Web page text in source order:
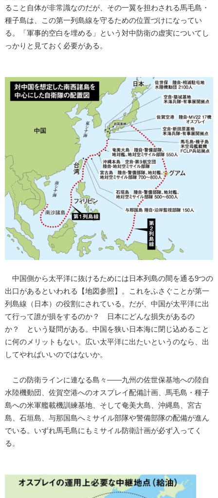
ること自体が非常識なのだが、その一翼を担わされる馬毛島・
種子島は、この第一列島線を守るための位置づけになってい
る。「軍事的空白を埋める」という対中防衛の虚実についてし
っかりと見ておく必要がある。
中国側から太平洋に抜けるためには日本列島の間を通る9つの
出口があるといわれる【地図参照】。これをふさぐことが第一
列島線（日本）の役割にされている。だが、中国が太平洋に出
て行って誰が損をするのか？ 日本にどんな損失があるの
か？ という疑問がある。中国を狭い日本海に閉じ込めること
に何のメリットもない。広い太平洋に出たいというのなら、出
してやればいいのではないか。
この防衛ラインに連なる島々――九州の佐世保基地への陸自
水陸機動団、佐賀空港へのオスプレイ配備計画、馬毛島・種子
島への米軍艦載機訓練基地、そして奄美大島、沖縄島、宮古
島、石垣島、与那国島へミサイル部隊や警備部隊の配備が進ん
でいる。いずれ馬毛島にもミサイル防衛計画が必ず入ってく
る。